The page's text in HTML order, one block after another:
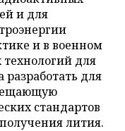
и для
и в военном
технологий для
для
стандартов
лития.